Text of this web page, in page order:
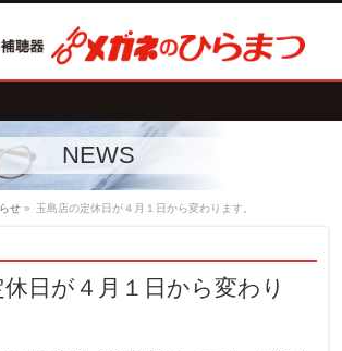
NEWS
せ » 玉島店の定休日が４月１日から変わります。
日が４月１日から変わり